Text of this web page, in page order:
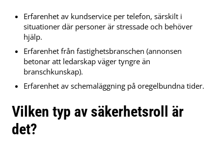
Erfarenhet av kundservice per telefon, särskilt i
situationer där personer är stressade och behöver
hjälp.
Erfarenhet från fastighetsbranschen (annonsen
betonar att ledarskap väger tyngre än
branschkunskap).
Erfarenhet av schemaläggning på oregelbundna tider.
Vilken typ av säkerhetsroll är
det?